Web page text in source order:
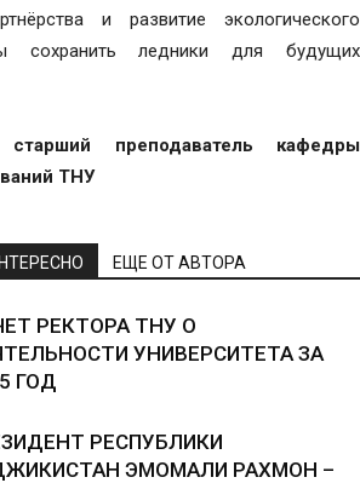
и развитие экологического
сохранить ледники для будущих
преподаватель кафедры
ТНУ
ЕЩЕ ОТ АВТОРА
РЕКТОРА ТНУ О
УНИВЕРСИТЕТА ЗА
ГОД
РЕСПУБЛИКИ
ЭМОМАЛИ РАХМОН –